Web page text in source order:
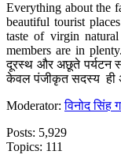
Everything about the
beautiful tourist
taste of virgin
members are in
दूरस्थ और अछूते पर्यटन
केवल पंजीकृत सदस्य ही
Moderator:विनोद सिंह
Posts: 5,929
Topics: 111